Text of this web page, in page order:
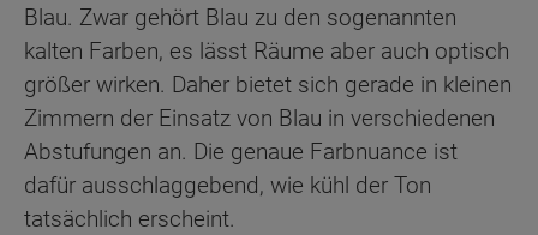
Blau. Zwar gehört Blau zu den sogenannten
kalten Farben, es lässt Räume aber auch optisch
größer wirken. Daher bietet sich gerade in kleinen
Zimmern der Einsatz von Blau in verschiedenen
Abstufungen an. Die genaue Farbnuance ist
dafür ausschlaggebend, wie kühl der Ton
tatsächlich erscheint.